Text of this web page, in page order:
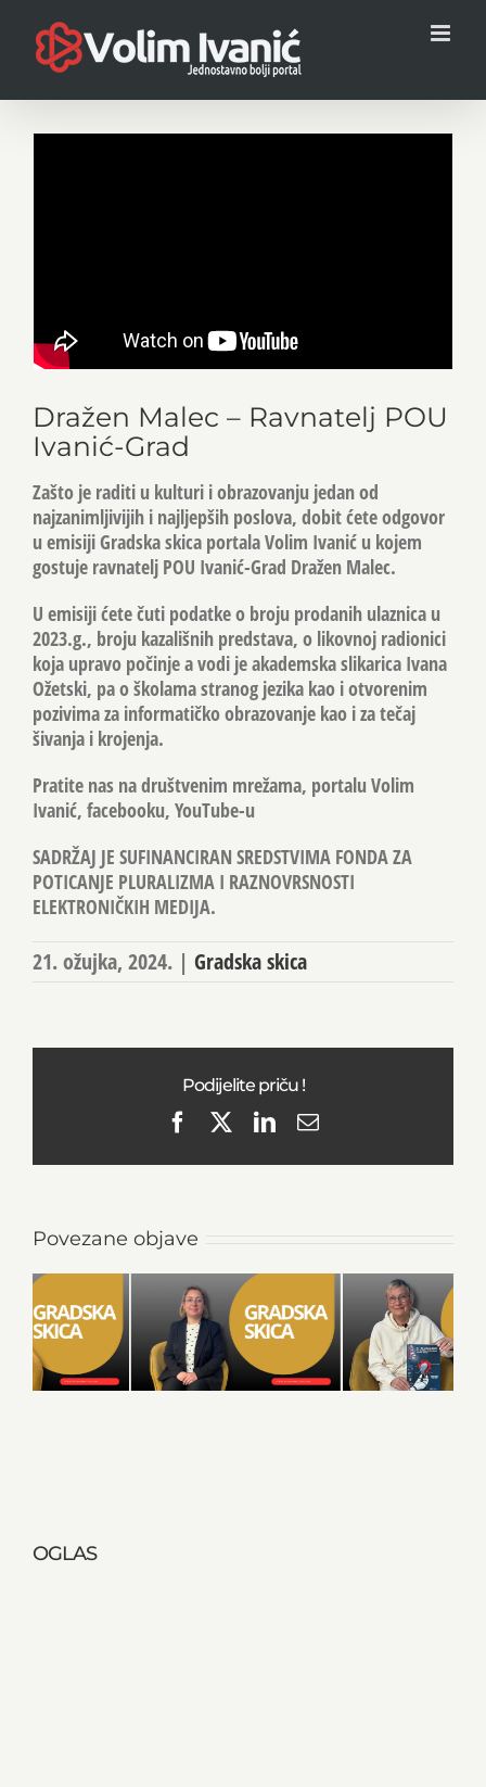
content
Dražen Malec – Ravnatelj POU
Ivanić-Grad
Zašto je raditi u kulturi i obrazovanju jedan od
najzanimljivijih i najljepših poslova, dobit ćete odgovor
u emisiji Gradska skica portala Volim Ivanić u kojem
gostuje ravnatelj POU Ivanić-Grad Dražen Malec.
U emisiji ćete čuti podatke o broju prodanih ulaznica u
2023.g., broju kazališnih predstava, o likovnoj radionici
koja upravo počinje a vodi je akademska slikarica Ivana
Ožetski, pa o školama stranog jezika kao i otvorenim
pozivima za informatičko obrazovanje kao i za tečaj
šivanja i krojenja.
Pratite nas na društvenim mrežama, portalu Volim
Ivanić, facebooku, YouTube-u
SADRŽAJ JE SUFINANCIRAN SREDSTVIMA FONDA ZA
POTICANJE PLURALIZMA I RAZNOVRSNOSTI
ELEKTRONIČKIH MEDIJA.
21. ožujka, 2024. | Gradska skica
Podijelite priču !
FacebookLinkedIn
Email
Povezane objave
OGLAS